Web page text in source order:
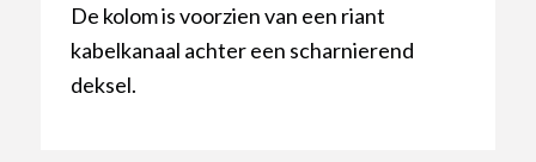
De kolom is voorzien van een riant
kabelkanaal achter een scharnierend
deksel.